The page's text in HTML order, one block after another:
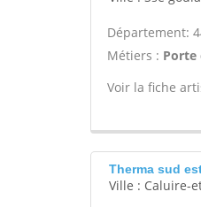
Département:
Métiers : Porte
Voir la fiche
Therma sud
Ville : Caluire-